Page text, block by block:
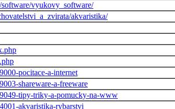
software/vyukovy_software/
akvaristika/
pocitace-a-internet
shareware-a-freeware
tipy-triky-a-pomucky-na-www
akvaristika-rybarstvi